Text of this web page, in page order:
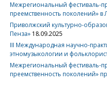
Межрегиональный фестиваль-
преемственность поколений» в
Приволжский культурно-
Пенза» 18.09.2025
III Международная научно-
этномузыкологии и
Межрегиональный фестиваль-
преемственность поколений»